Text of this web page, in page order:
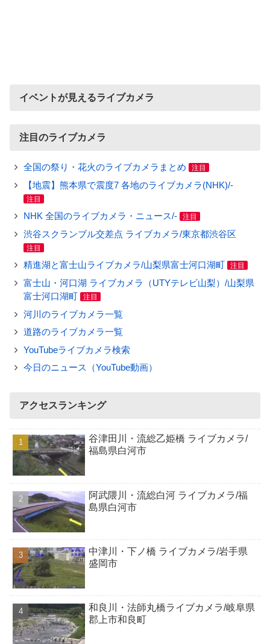
イベントが見えるライブカメラ
注目のライブカメラ
全国の祭り・花火のライブカメラまとめ 注目
【地震】熊本県で震度7 各地のライブカメラ(NHK)/-
注目
NHK 全国のライブカメラ・ニュース/- 注目
渋谷スクランブル交差点 ライブカメラ/東京都渋谷区
注目
精進湖と富士山ライブカメラ/山梨県富士河口湖町 注目
富士山・河口湖 ライブカメラ（UTYテレビ山梨）/山梨県
富士河口湖町
注目
河川のライブカメラ一覧
道路のライブカメラ一覧
YouTubeライブカメラ検索
今日のニュース（YouTube動画）
アクセスランキング
谷津田川・流総乙姫橋 ライブカメラ/
福島県白河市
阿武隈川・流総白河 ライブカメラ/福
島県白河市
中津川・下ノ橋 ライブカメラ/岩手県
盛岡市
和良川・法師丸橋ライブカメラ/岐阜県
郡上市和良町